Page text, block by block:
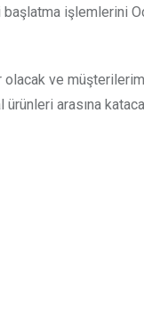
işlemlerini
olacak ve
arasına